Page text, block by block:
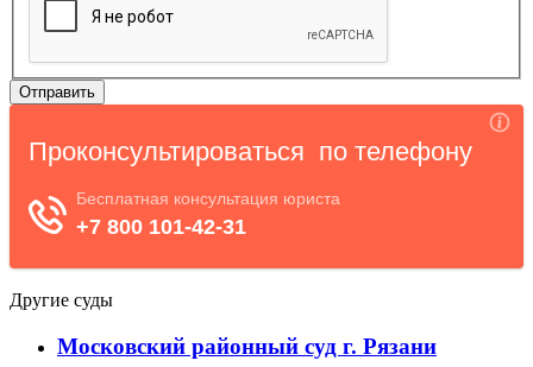
Другие суды
Московский районный суд г. Рязани